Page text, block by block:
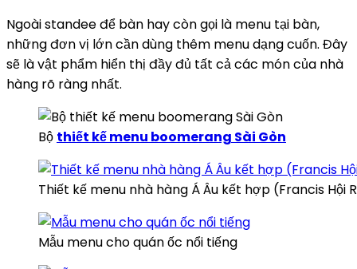
Ngoài standee để bàn hay còn gọi là menu tại bàn,
những đơn vị lớn cần dùng thêm menu dạng cuốn. Đây
sẽ là vật phẩm hiển thị đầy đủ tất cả các món của nhà
hàng rõ ràng nhất.
Bộ thiết kế menu boomerang Sài Gòn
Thiết kế menu nhà hàng Á Âu kết hợp (Francis Hội
Mẫu menu cho quán ốc nổi tiếng